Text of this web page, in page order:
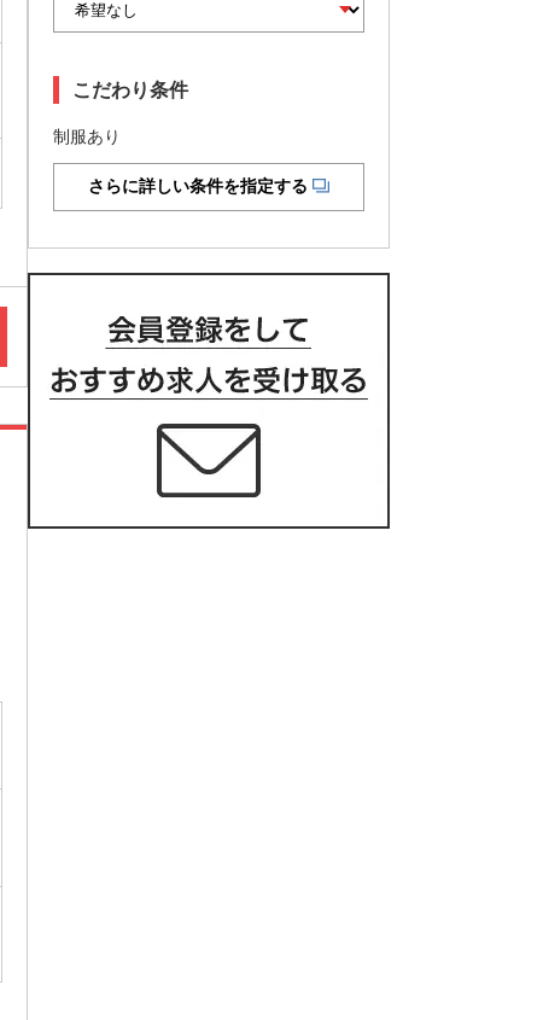
こだわり条件
制服あり
さらに詳しい条件を指定する